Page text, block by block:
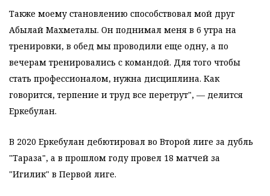
Также моему становлению способствовал мой друг
Абылай Махметалы. Он поднимал меня в 6 утра на
тренировки, в обед мы проводили еще одну, а по
вечерам тренировались с командой. Для того чтобы
стать профессионалом, нужна дисциплина. Как
говорится, терпение и труд все перетрут", — делится
Еркебулан.
В 2020 Еркебулан дебютировал во Второй лиге за дубль
"Тараза", а в прошлом году провел 18 матчей за
"Игилик" в Первой лиге.